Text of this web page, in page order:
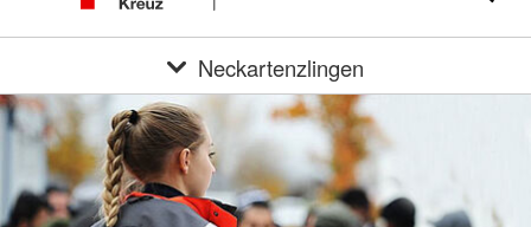
Neckartenzlingen